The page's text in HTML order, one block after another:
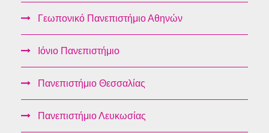
Γεωπονικό Πανεπιστήμιο Αθηνών
Ιόνιο Πανεπιστήμιο
Πανεπιστήμιο Θεσσαλίας
Πανεπιστήμιο Λευκωσίας